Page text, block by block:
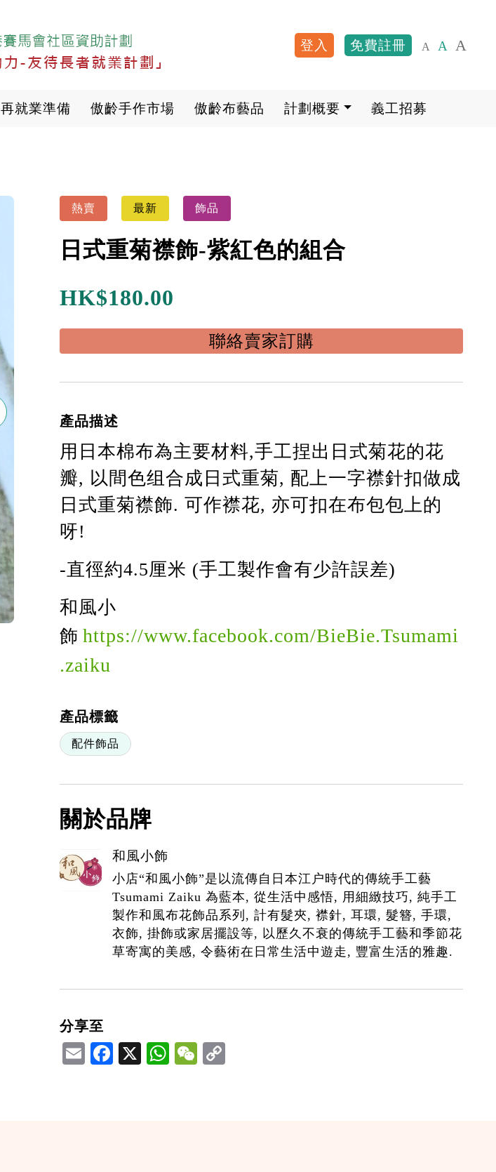
主
內
User account
登入 免費註冊 A A A
再就業準備 傲齡手作市場 傲齡布藝品 計劃概要 義工招募
熱賣 最新 飾品
日式重菊襟飾-紫紅色的組合
HK$180.00
聯絡賣家訂購
產品描述
用日本棉布為主要材料,手工捏出 日式菊花的花
瓣, 以間色组合成 日式重菊, 配上一字襟針扣做成
日式重菊襟飾. 可作襟花, 亦可扣在布包包上的
呀!
-直徑約4.5厘米 (手工製作會有少許誤差)
和風小
飾 https://www.facebook.com/BieBie.Tsumami
.zaiku
產品標籤
配件飾品
關於品牌
和風小飾
小店“和風小飾”是以流傳自日本江户時代的傳統手工藝
Tsumami Zaiku 為藍本, 從生活中感悟, 用細緻技巧, 純手工
製作和風布花飾品系列, 計有髮夾, 襟針, 耳環, 髮簪, 手環,
衣飾, 掛飾或家居擺設等, 以歷久不衰的傳統手工藝和季節花
草寄寓的美感, 令藝術在日常生活中遊走, 豐富生活的雅趣.
分享至
EmailFacebook
X WhatsApp
WeChat